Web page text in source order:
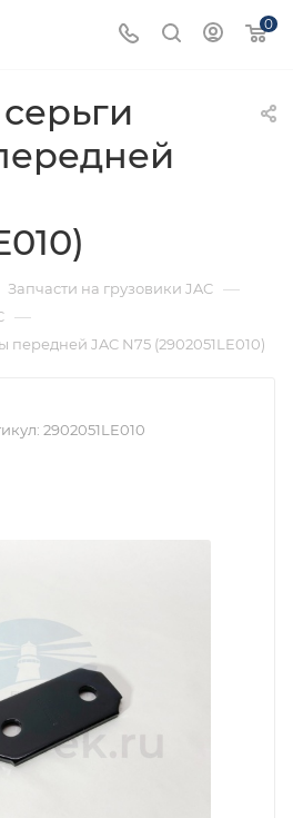
0
Запчасти на грузовики JAC —
—
передней JAC N75 (2902051LE010)
2902051LE010